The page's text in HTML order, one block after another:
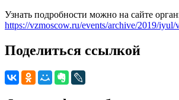
Узнать подробности можно на сайте
https://vzmoscow.ru/events/archive/2019/
Поделиться ссылкой